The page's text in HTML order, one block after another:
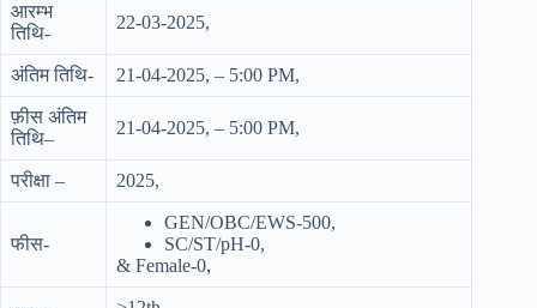
आरम्भ
तिथि-
22-03-2025,
अंतिम तिथि- 21-04-2025, – 5:00 PM,
फ़ीस अंतिम
तिथि–
21-04-2025, – 5:00 PM,
परीक्षा – 2025,
फीस-
GEN/OBC/EWS-500,
SC/ST/pH-0,
& Female-0,